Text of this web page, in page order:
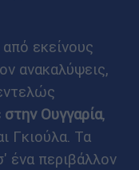
από εκείνους
ανακαλύψεις,
στην Ουγγαρία,
Γκιούλα. Τα
ένα περιβάλλον